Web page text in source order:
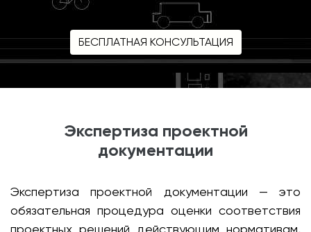
БЕСПЛАТНАЯ КОНСУЛЬТАЦИЯ
Экспертиза проектной
документации
Экспертиза проектной документации — это
обязательная процедура оценки соответствия
проектных решений действующим нормативам,